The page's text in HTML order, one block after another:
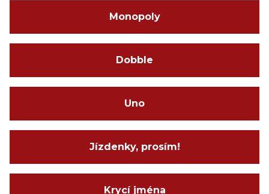
Monopoly
Dobble
Uno
Jízdenky, prosím!
Krycí jména